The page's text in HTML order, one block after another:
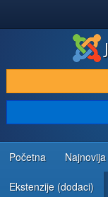
PREUZIMANJE I
OTKRIJTE I NAUČITE
ZAJEDNICA I
RESURSI ZA RAZVOJ
Početna
Ekstenzije (dodaci)